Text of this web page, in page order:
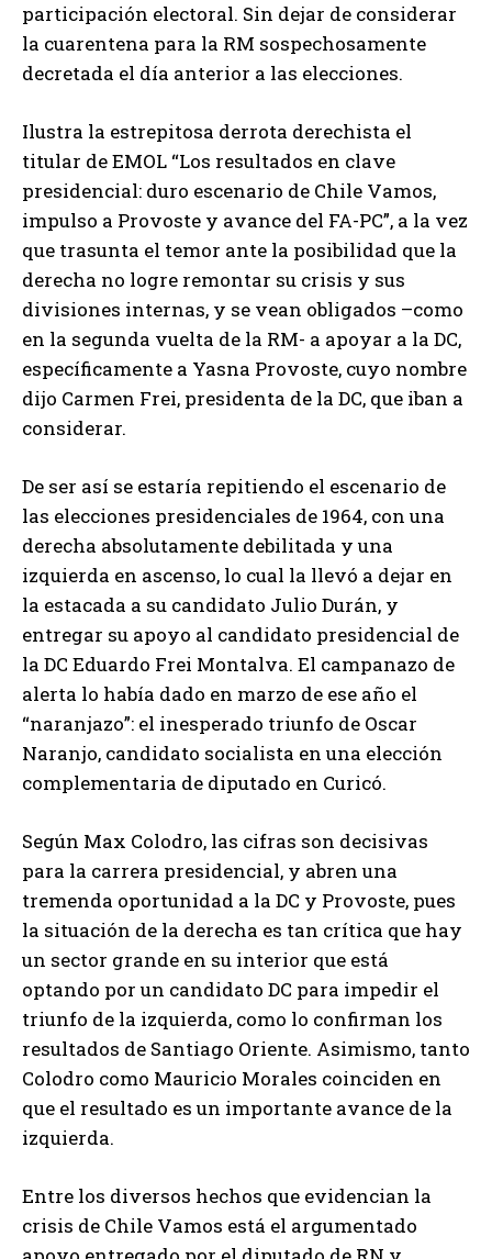
participación electoral. Sin dejar de considerar
la cuarentena para la RM sospechosamente
decretada el día anterior a las elecciones.
Ilustra la estrepitosa derrota derechista el
titular de EMOL “Los resultados en clave
presidencial: duro escenario de Chile Vamos,
impulso a Provoste y avance del FA-PC”, a la vez
que trasunta el temor ante la posibilidad que la
derecha no logre remontar su crisis y sus
divisiones internas, y se vean obligados –como
en la segunda vuelta de la RM- a apoyar a la DC,
específicamente a Yasna Provoste, cuyo nombre
dijo Carmen Frei, presidenta de la DC, que iban a
considerar.
De ser así se estaría repitiendo el escenario de
las elecciones presidenciales de 1964, con una
derecha absolutamente debilitada y una
izquierda en ascenso, lo cual la llevó a dejar en
la estacada a su candidato Julio Durán, y
entregar su apoyo al candidato presidencial de
la DC Eduardo Frei Montalva. El campanazo de
alerta lo había dado en marzo de ese año el
“naranjazo”: el inesperado triunfo de Oscar
Naranjo, candidato socialista en una elección
complementaria de diputado en Curicó.
Según Max Colodro, las cifras son decisivas
para la carrera presidencial, y abren una
tremenda oportunidad a la DC y Provoste, pues
la situación de la derecha es tan crítica que hay
un sector grande en su interior que está
optando por un candidato DC para impedir el
triunfo de la izquierda, como lo confirman los
resultados de Santiago Oriente. Asimismo, tanto
Colodro como Mauricio Morales coinciden en
que el resultado es un importante avance de la
izquierda.
Entre los diversos hechos que evidencian la
crisis de Chile Vamos está el argumentado